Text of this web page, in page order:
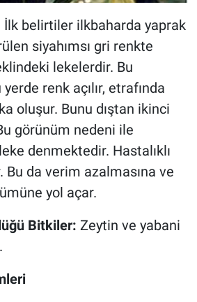
İlk belirtiler ilkbaharda yaprak
siyahımsı gri renkte
lekelerdir. Bu
renk açılır, etrafında
oluşur. Bunu dıştan ikinci
görünüm nedeni ile
denmektedir. Hastalıklı
Bu da verim azalmasına ve
yol açar.
Bitkiler: Zeytin ve yabani